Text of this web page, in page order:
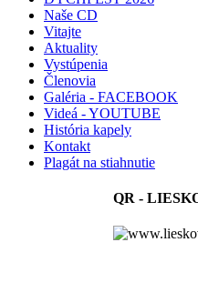
Naše CD
Vitajte
Aktuality
Vystúpenia
Členovia
Galéria - FACEBOOK
Videá - YOUTUBE
História kapely
Kontakt
Plagát na stiahnutie
QR -